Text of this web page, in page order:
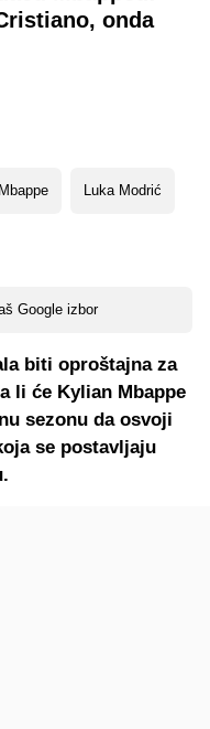
onda
Luka Modrić
Google izbor
biti oproštajna za
li će Kylian Mbappe
sezonu da osvoji
se postavljaju